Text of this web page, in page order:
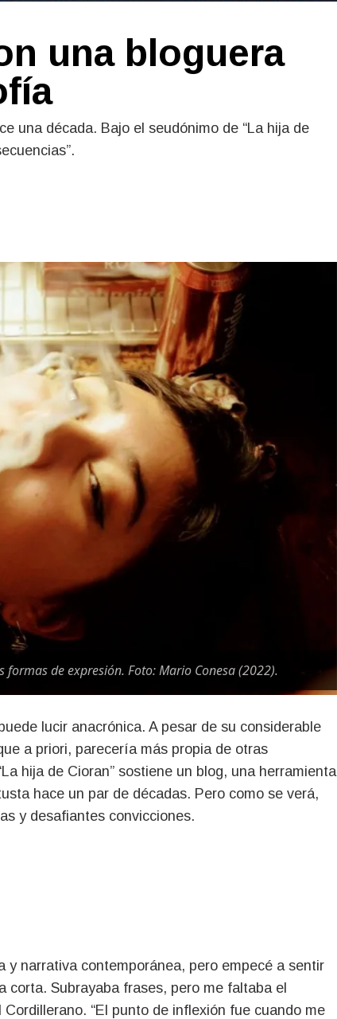
una bloguera
una década. Bajo el seudónimo de “La hija de
formas de expresión. Foto: Mario Conesa (2022).
a priori, parecería más propia de otras
hija de Cioran” sostiene un blog, una herramienta
hace un par de décadas. Pero como se verá,
y desafiantes convicciones.
y narrativa contemporánea, pero empecé a sentir
corta. Subrayaba frases, pero me faltaba el
“El punto de inflexión fue cuando me